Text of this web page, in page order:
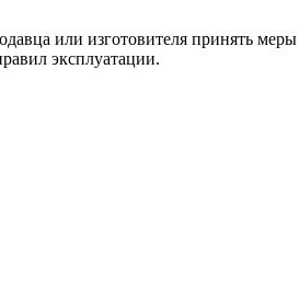
или изготовителя принять
эксплуатации.